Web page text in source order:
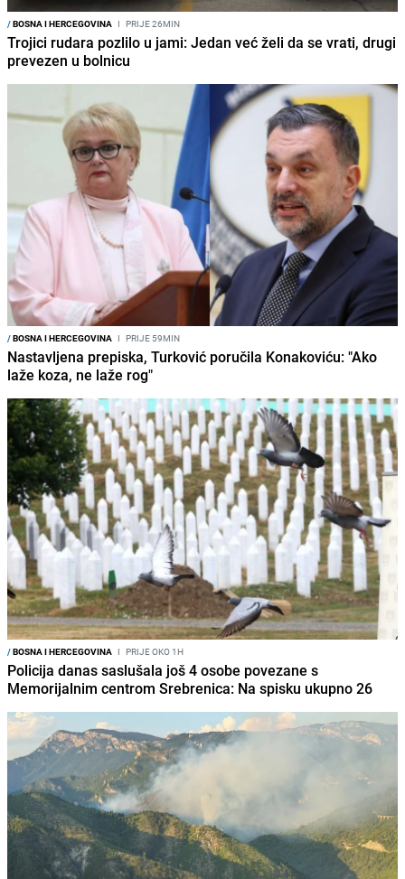
/BOSNA I HERCEGOVINA I PRIJE 26MIN
Trojici rudara pozlilo u jami: Jedan već želi da se vrati, drugi
prevezen u bolnicu
/BOSNA I HERCEGOVINA I PRIJE 59MIN
Nastavljena prepiska, Turković poručila Konakoviću: "Ako
laže koza, ne laže rog"
/BOSNA I HERCEGOVINA I PRIJE OKO 1H
Policija danas saslušala još 4 osobe povezane s
Memorijalnim centrom Srebrenica: Na spisku ukupno 26